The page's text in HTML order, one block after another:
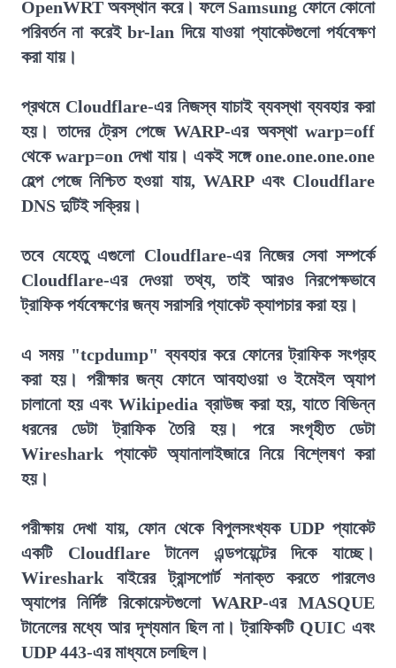
OpenWRT অবস্থান করে। ফলে Samsung ফোনে কোনো
পরিবর্তন না করেই br-lan দিয়ে যাওয়া প্যাকেটগুলো পর্যবেক্ষণ
করা যায়।
প্রথমে Cloudflare-এর নিজস্ব যাচাই ব্যবস্থা ব্যবহার করা
হয়। তাদের ট্রেস পেজে WARP-এর অবস্থা warp=off
থেকে warp=on দেখা যায়। একই সঙ্গে one.one.one.one
হেল্প পেজে নিশ্চিত হওয়া যায়, WARP এবং Cloudflare
DNS দুটিই সক্রিয়।
তবে যেহেতু এগুলো Cloudflare-এর নিজের সেবা সম্পর্কে
Cloudflare-এর দেওয়া তথ্য, তাই আরও নিরপেক্ষভাবে
ট্রাফিক পর্যবেক্ষণের জন্য সরাসরি প্যাকেট ক্যাপচার করা হয়।
এ সময় "tcpdump" ব্যবহার করে ফোনের ট্রাফিক সংগ্রহ
করা হয়। পরীক্ষার জন্য ফোনে আবহাওয়া ও ইমেইল অ্যাপ
চালানো হয় এবং Wikipedia ব্রাউজ করা হয়, যাতে বিভিন্ন
ধরনের ডেটা ট্রাফিক তৈরি হয়। পরে সংগৃহীত ডেটা
Wireshark প্যাকেট অ্যানালাইজারে নিয়ে বিশ্লেষণ করা
হয়।
পরীক্ষায় দেখা যায়, ফোন থেকে বিপুলসংখ্যক UDP প্যাকেট
একটি Cloudflare টানেল এন্ডপয়েন্টের দিকে যাচ্ছে।
Wireshark বাইরের ট্রান্সপোর্ট শনাক্ত করতে পারলেও
অ্যাপের নির্দিষ্ট রিকোয়েস্টগুলো WARP-এর MASQUE
টানেলের মধ্যে আর দৃশ্যমান ছিল না। ট্রাফিকটি QUIC এবং
UDP 443-এর মাধ্যমে চলছিল।